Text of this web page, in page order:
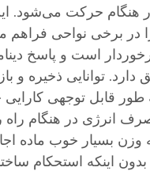
هنگام حرکت می‌شود.
در برخی نواحی فراهم
است و پاسخ
دارد. توانایی ذخیره
قابل توجهی
در هنگام راه
بسیار خوب ماده
اینکه استحکام